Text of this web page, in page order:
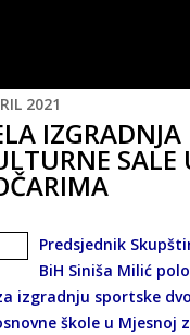
2021
IZGRADNJA
SALE
Predsjednik
BiH Siniša Milić
izgradnju sportske
škole u Mjesnoj